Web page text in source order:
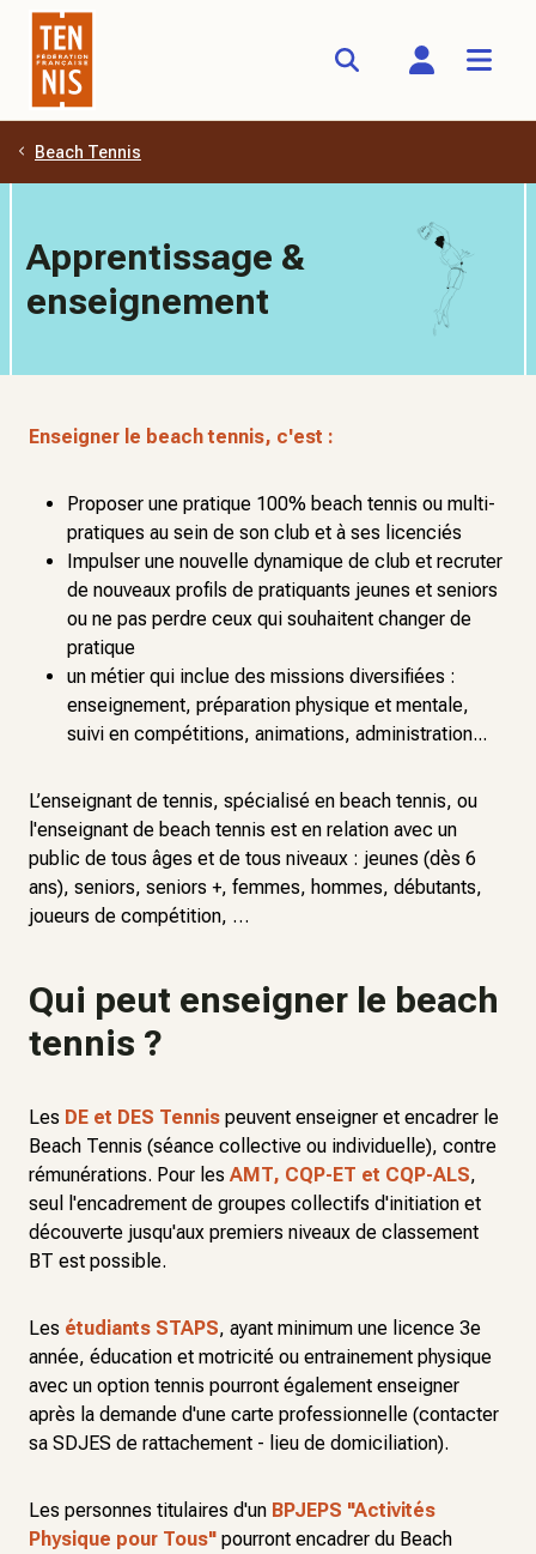
Aller au contenu principal
Beach Tennis
Apprentissage &
enseignement
Enseigner le beach tennis, c'est :
Proposer une pratique 100% beach tennis ou multi-
pratiques au sein de son club et à ses licenciés
Impulser une nouvelle dynamique de club et recruter
de nouveaux profils de pratiquants jeunes et seniors
ou ne pas perdre ceux qui souhaitent changer de
pratique
un métier qui inclue des missions diversifiées :
enseignement, préparation physique et mentale,
suivi en compétitions, animations, administration...
L’enseignant de tennis, spécialisé en beach tennis, ou
l'enseignant de beach tennis est en relation avec un
public de tous âges et de tous niveaux : jeunes (dès 6
ans), seniors, seniors +, femmes, hommes, débutants,
joueurs de compétition, …
Qui peut enseigner le beach
tennis ?
Les DE et DES Tennis peuvent enseigner et encadrer le
Beach Tennis (séance collective ou individuelle), contre
rémunérations. Pour les AMT, CQP-ET et CQP-ALS,
seul l'encadrement de groupes collectifs d'initiation et
découverte jusqu'aux premiers niveaux de classement
BT est possible.
Les étudiants STAPS, ayant minimum une licence 3e
année, éducation et motricité ou entrainement physique
avec un option tennis pourront également enseigner
après la demande d'une carte professionnelle (contacter
sa SDJES de rattachement - lieu de domiciliation).
Les personnes titulaires d'un BPJEPS "Activités
Physique pour Tous" pourront encadrer du Beach